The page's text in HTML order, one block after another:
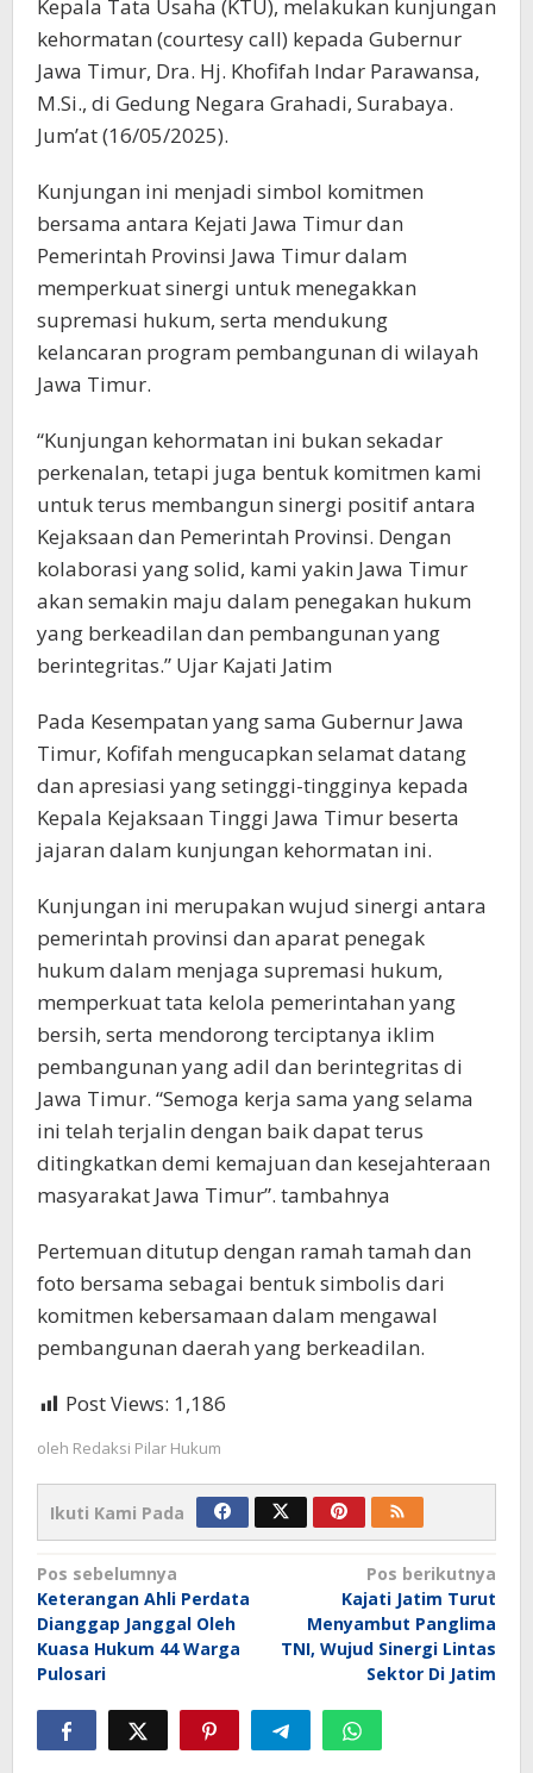
Kepala Tata Usaha (KTU), melakukan kunjungan
kehormatan (courtesy call) kepada Gubernur
Jawa Timur, Dra. Hj. Khofifah Indar Parawansa,
M.Si., di Gedung Negara Grahadi, Surabaya.
Jum’at (16/05/2025).
Kunjungan ini menjadi simbol komitmen
bersama antara Kejati Jawa Timur dan
Pemerintah Provinsi Jawa Timur dalam
memperkuat sinergi untuk menegakkan
supremasi hukum, serta mendukung
kelancaran program pembangunan di wilayah
Jawa Timur.
“Kunjungan kehormatan ini bukan sekadar
perkenalan, tetapi juga bentuk komitmen kami
untuk terus membangun sinergi positif antara
Kejaksaan dan Pemerintah Provinsi. Dengan
kolaborasi yang solid, kami yakin Jawa Timur
akan semakin maju dalam penegakan hukum
yang berkeadilan dan pembangunan yang
berintegritas.” Ujar Kajati Jatim
Pada Kesempatan yang sama Gubernur Jawa
Timur, Kofifah mengucapkan selamat datang
dan apresiasi yang setinggi-tingginya kepada
Kepala Kejaksaan Tinggi Jawa Timur beserta
jajaran dalam kunjungan kehormatan ini.
Kunjungan ini merupakan wujud sinergi antara
pemerintah provinsi dan aparat penegak
hukum dalam menjaga supremasi hukum,
memperkuat tata kelola pemerintahan yang
bersih, serta mendorong terciptanya iklim
pembangunan yang adil dan berintegritas di
Jawa Timur. “Semoga kerja sama yang selama
ini telah terjalin dengan baik dapat terus
ditingkatkan demi kemajuan dan kesejahteraan
masyarakat Jawa Timur”. tambahnya
Pertemuan ditutup dengan ramah tamah dan
foto bersama sebagai bentuk simbolis dari
komitmen kebersamaan dalam mengawal
pembangunan daerah yang berkeadilan.
Post Views: 1,186
oleh Redaksi Pilar Hukum
Ikuti Kami Pada
Navigasi
pos
Pos sebelumnya
Keterangan Ahli Perdata
Dianggap Janggal Oleh
Kuasa Hukum 44 Warga
Pulosari
Pos berikutnya
Kajati Jatim Turut
Menyambut Panglima
TNI, Wujud Sinergi Lintas
Sektor Di Jatim